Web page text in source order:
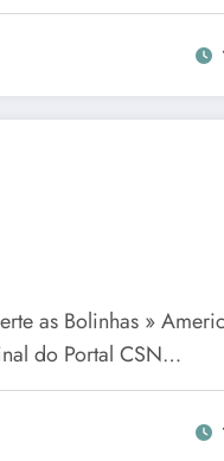
as Bolinhas »
do Portal CSN…